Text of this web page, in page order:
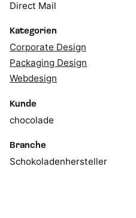
Direct Mail
Kategorien
Corporate Design
Packaging Design
Webdesign
Kunde
chocolade
Branche
Schokoladenhersteller